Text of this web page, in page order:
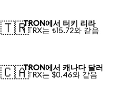
🇹🇷TRON에서 터키 리라
1 TRX는 ₺15.72와 같음
🇨🇦TRON에서 캐나다 달러
1 TRX는 $0.46와 같음